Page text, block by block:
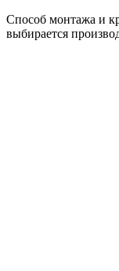
Способ монтажа и
выбирается